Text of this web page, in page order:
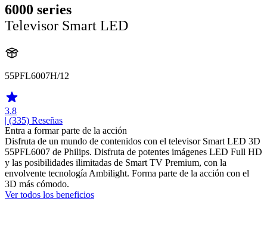
6000 series
Televisor Smart LED
55PFL6007H/12
3.8
| (335) Reseñas
Entra a formar parte de la acción
Disfruta de un mundo de contenidos con el televisor Smart LED 3D
55PFL6007 de Philips. Disfruta de potentes imágenes LED Full HD
y las posibilidades ilimitadas de Smart TV Premium, con la
envolvente tecnología Ambilight. Forma parte de la acción con el
3D más cómodo.
Ver todos los beneficios